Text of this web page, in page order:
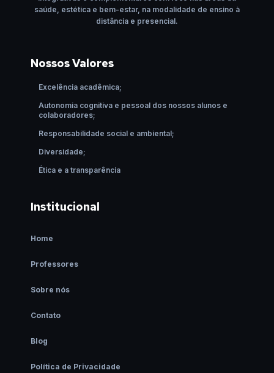
saúde, estética e bem-estar, na modalidade de ensino à
distância e presencial.
Nossos Valores
Excelência acadêmica;
Autonomia cognitiva e pessoal dos nossos alunos e
colaboradores;
Responsabilidade social e ambiental;
Diversidade;
Ética e a transparência
Institucional
Home
Professores
Sobre nós
Contato
Blog
Política de Privacidade